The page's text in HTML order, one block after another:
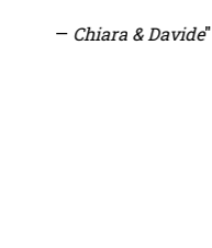
— Chiara & Davide"